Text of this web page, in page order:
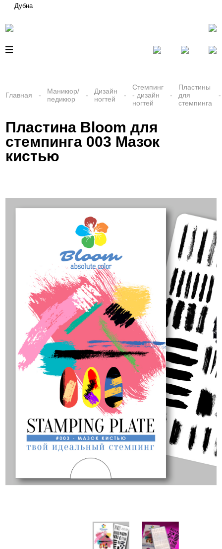
Дубна
Главная
Маникюр/
педикюр
Дизайн
ногтей
Стемпинг
- дизайн
ногтей
Пластины
для
стемпинга
Пластина Bloom для
стемпинга 003 Мазок
кистью